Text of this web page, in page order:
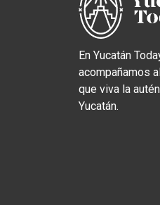
En Yucatán
acompañamos
que viva la
Yucatán.